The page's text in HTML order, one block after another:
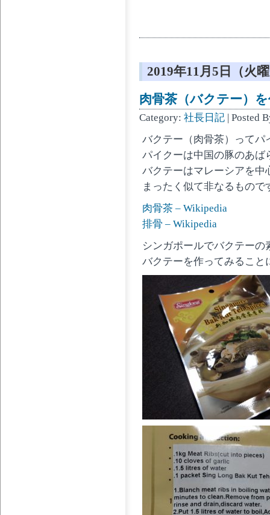
2019年11月5日（火
肉骨茶（バクテー）
Category: 社長日記 | Posted
バクテー（肉骨茶）って
パイクーは中国の豚のあば
バクテーはマレーシアを中
まったく似て非なるもので
肉骨茶 – Wikipedia
排骨 – Wikipedia
シンガポールでバクテー
バクテーを作ってみること